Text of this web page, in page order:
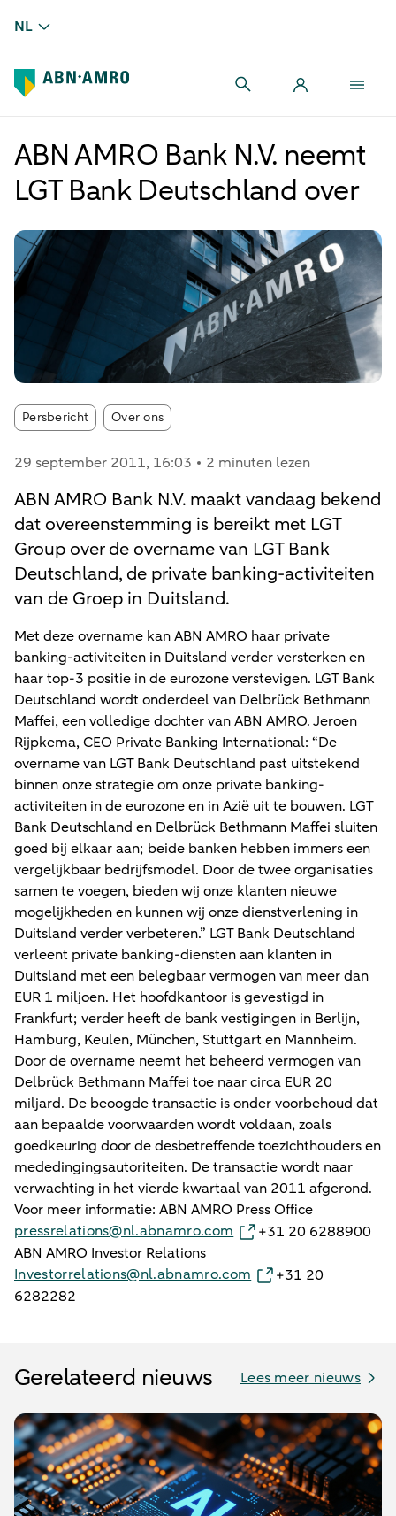
NL
ABN AMRO Bank N.V. neemt
LGT Bank Deutschland over
Persbericht Article tags:
Over ons
29 september 2011, 16:03 2 minuten lezen
ABN AMRO Bank N.V. maakt vandaag bekend
dat overeenstemming is bereikt met LGT
Group over de overname van LGT Bank
Deutschland, de private banking-activiteiten
van de Groep in Duitsland.
Met deze overname kan ABN AMRO haar private
banking-activiteiten in Duitsland verder versterken en
haar top-3 positie in de eurozone verstevigen. LGT Bank
Deutschland wordt onderdeel van Delbrück Bethmann
Maffei, een volledige dochter van ABN AMRO. Jeroen
Rijpkema, CEO Private Banking International: “De
overname van LGT Bank Deutschland past uitstekend
binnen onze strategie om onze private banking-
activiteiten in de eurozone en in Azië uit te bouwen. LGT
Bank Deutschland en Delbrück Bethmann Maffei sluiten
goed bij elkaar aan; beide banken hebben immers een
vergelijkbaar bedrijfsmodel. Door de twee organisaties
samen te voegen, bieden wij onze klanten nieuwe
mogelijkheden en kunnen wij onze dienstverlening in
Duitsland verder verbeteren.” LGT Bank Deutschland
verleent private banking-diensten aan klanten in
Duitsland met een belegbaar vermogen van meer dan
EUR 1 miljoen. Het hoofdkantoor is gevestigd in
Frankfurt; verder heeft de bank vestigingen in Berlijn,
Hamburg, Keulen, München, Stuttgart en Mannheim.
Door de overname neemt het beheerd vermogen van
Delbrück Bethmann Maffei toe naar circa EUR 20
miljard. De beoogde transactie is onder voorbehoud dat
aan bepaalde voorwaarden wordt voldaan, zoals
goedkeuring door de desbetreffende toezichthouders en
mededingingsautoriteiten. De transactie wordt naar
verwachting in het vierde kwartaal van 2011 afgerond.
Voor meer informatie: ABN AMRO Press Office
pressrelations@nl.abnamro.com
+31 20 6288900
ABN AMRO Investor Relations
Investorrelations@nl.abnamro.com
+31 20
6282282
Gerelateerd nieuws Lees meer nieuws